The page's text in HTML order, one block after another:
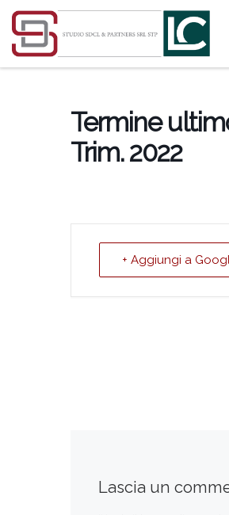
Passa al contenuto
Termine
Trim. 2022
+ Aggiungi a
Lascia un